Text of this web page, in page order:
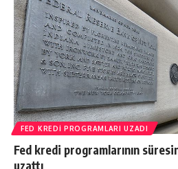
FED KREDI PROGRAMLARI UZADI
Fed kredi programlarının
uzattı